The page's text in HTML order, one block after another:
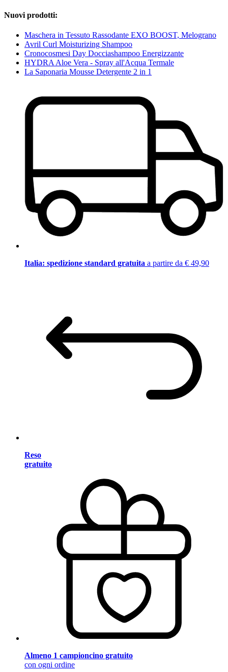
Nuovi prodotti:
Maschera in Tessuto Rassodante EXO BOOST, Melograno
Avril Curl Moisturizing Shampoo
Cronocosmesi Day Docciashampoo Energizzante
HYDRA Aloe Vera - Spray all'Acqua Termale
La Saponaria Mousse Detergente 2 in 1
Italia: spedizione standard gratuita a partire da € 49,90
Reso
gratuito
Almeno 1 campioncino gratuito
con ogni ordine